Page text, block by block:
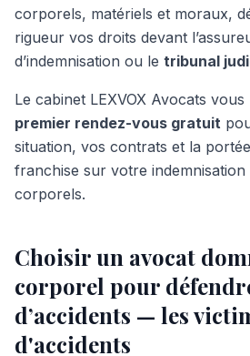
corporels, matériels et moraux,
rigueur vos droits devant
d’indemnisation ou le tribunal
Le cabinet LEXVOX Avocats
premier rendez-vous gratuit
situation, vos contrats et la
franchise sur votre indemnisation
corporels.
Choisir un avocat
corporel pour
d’accidents — les
d'accidents